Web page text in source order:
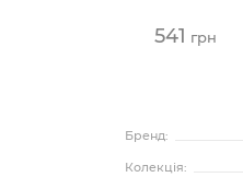
541 грн
Бренд:
Колекція: